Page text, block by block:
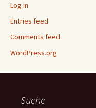
Log in
Entries feed
Comments feed
WordPress.org
Suche